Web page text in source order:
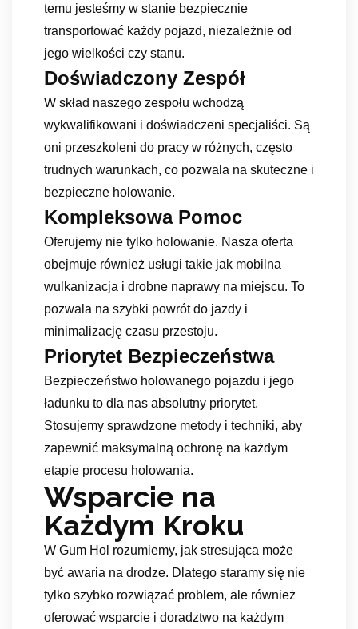
temu jesteśmy w stanie bezpiecznie
transportować każdy pojazd, niezależnie od
jego wielkości czy stanu.
Doświadczony Zespół
W skład naszego zespołu wchodzą
wykwalifikowani i doświadczeni specjaliści. Są
oni przeszkoleni do pracy w różnych, często
trudnych warunkach, co pozwala na skuteczne i
bezpieczne holowanie.
Kompleksowa Pomoc
Oferujemy nie tylko holowanie. Nasza oferta
obejmuje również usługi takie jak mobilna
wulkanizacja i drobne naprawy na miejscu. To
pozwala na szybki powrót do jazdy i
minimalizację czasu przestoju.
Priorytet Bezpieczeństwa
Bezpieczeństwo holowanego pojazdu i jego
ładunku to dla nas absolutny priorytet.
Stosujemy sprawdzone metody i techniki, aby
zapewnić maksymalną ochronę na każdym
etapie procesu holowania.
Wsparcie na
Każdym Kroku
W Gum Hol rozumiemy, jak stresująca może
być awaria na drodze. Dlatego staramy się nie
tylko szybko rozwiązać problem, ale również
oferować wsparcie i doradztwo na każdym